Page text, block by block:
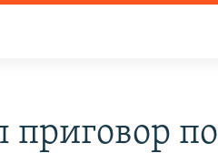
приговор по